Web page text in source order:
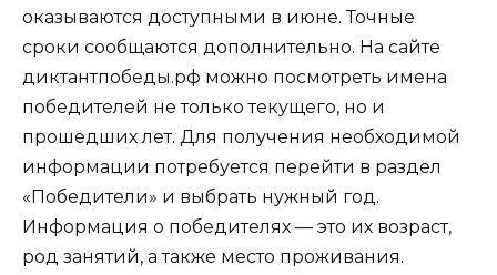
оказываются доступными в июне. Точные
сроки сообщаются дополнительно. На сайте
диктантпобеды.рф можно посмотреть имена
победителей не только текущего, но и
прошедших лет. Для получения необходимой
информации потребуется перейти в раздел
«Победители» и выбрать нужный год.
Информация о победителях — это их возраст,
род занятий, а также место проживания.